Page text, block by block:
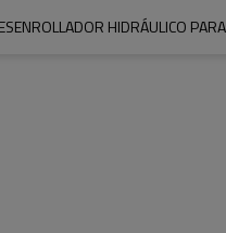
HIDRÁULICO